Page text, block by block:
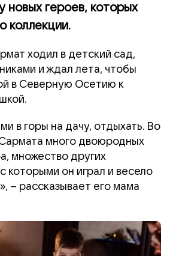
новых героев, которых
коллекции.
ходил в детский сад,
и ждал лета, чтобы
в Северную Осетию к
в горы на дачу, отдыхать. Во
много двоюродных
множество других
которыми он играл и весело
– рассказывает его мама